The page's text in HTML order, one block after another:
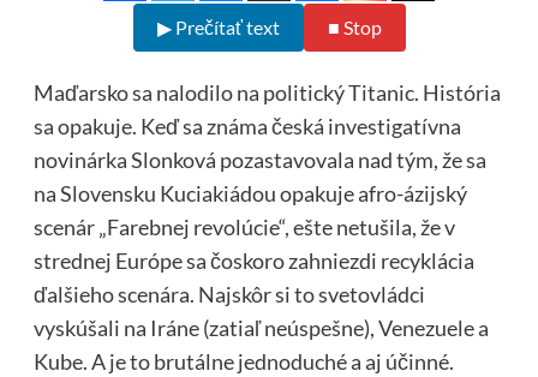
▶ Prečítať text ■ Stop
Maďarsko sa nalodilo na politický Titanic. História
sa opakuje. Keď sa známa česká investigatívna
novinárka Slonková pozastavovala nad tým, že sa
na Slovensku Kuciakiádou opakuje afro-ázijský
scenár „Farebnej revolúcie“, ešte netušila, že v
strednej Európe sa čoskoro zahniezdi recyklácia
ďalšieho scenára. Najskôr si to svetovládci
vyskúšali na Iráne (zatiaľ neúspešne), Venezuele a
Kube. A je to brutálne jednoduché a aj účinné.